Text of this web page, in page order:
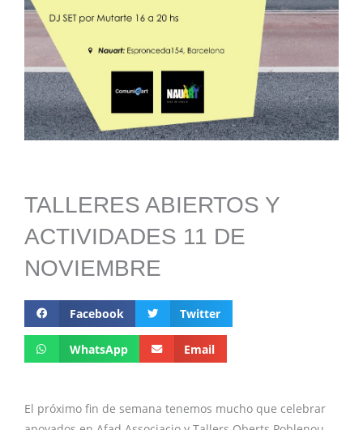
TALLERES ABIERTOS Y
ACTIVIDADES 11 DE
NOVIEMBRE
Facebook Twitter
WhatsApp Email
El próximo fin de semana tenemos mucho que celebrar